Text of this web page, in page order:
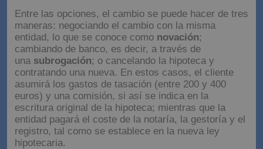
Entre las opciones, el cambio se puede hacer de tres
maneras: negociando el cambio con la misma
entidad, lo que se conoce como novación;
cambiando de banco, es decir, a través de
una subrogación; o cancelando la hipoteca y
contratando una nueva. En estos casos, el cliente
asumirá los gastos de tasación (entre 200 y 400
euros) y una comisión, si así se indica en la
escritura original de la hipoteca; mientras que la
entidad pagará el coste de la notaría, la gestoría y el
registro, tal como se establece en la nueva ley
hipotecaria.